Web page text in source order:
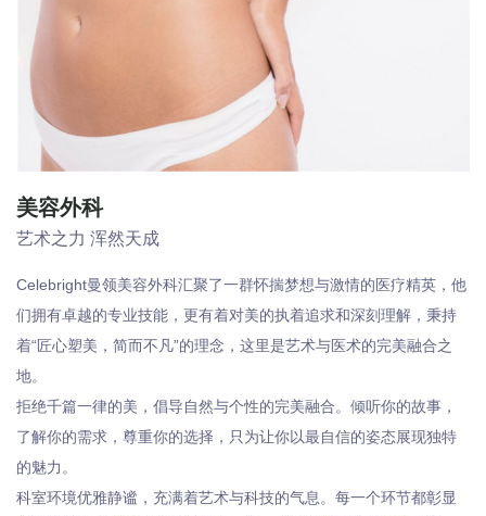
美容外科
艺术之力 浑然天成
Celebright曼领美容外科汇聚了一群怀揣梦想与激情的医疗精英，他
们拥有卓越的专业技能，更有着对美的执着追求和深刻理解，秉持
着“匠心塑美，简而不凡”的理念，这里是艺术与医术的完美融合之
地。
拒绝千篇一律的美，倡导自然与个性的完美融合。倾听你的故事，
了解你的需求，尊重你的选择，只为让你以最自信的姿态展现独特
的魅力。
科室环境优雅静谧，充满着艺术与科技的气息。每一个环节都彰显